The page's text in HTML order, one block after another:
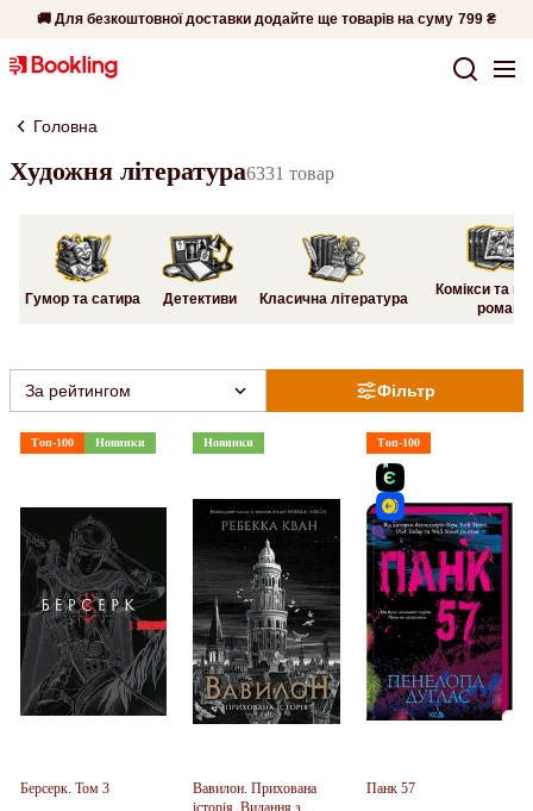
🚚 Для безкоштовної доставки додайте ще товарів на суму 799 ₴
Головна
Художня література6331 товар
Гумор та сатира Детективи Класична література
Комікси та
романи
Фільтр
За рейтингом
Топ-100 Новинки
Берсерк. Том 3
Новинки
Вавилон. Прихована
історія. Видання з
Топ-100
Панк 57